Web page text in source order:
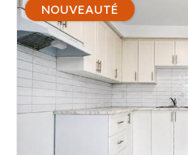
NOUVEAUTÉ